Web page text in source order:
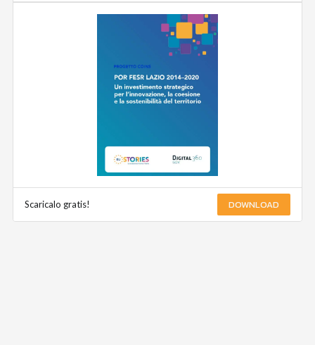
Scaricalo gratis! DOWNLOAD